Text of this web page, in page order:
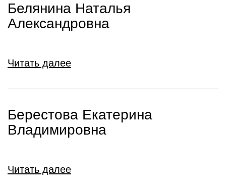
Белянина Наталья
Александровна
Читать далее
Берестова Екатерина
Владимировна
Читать далее